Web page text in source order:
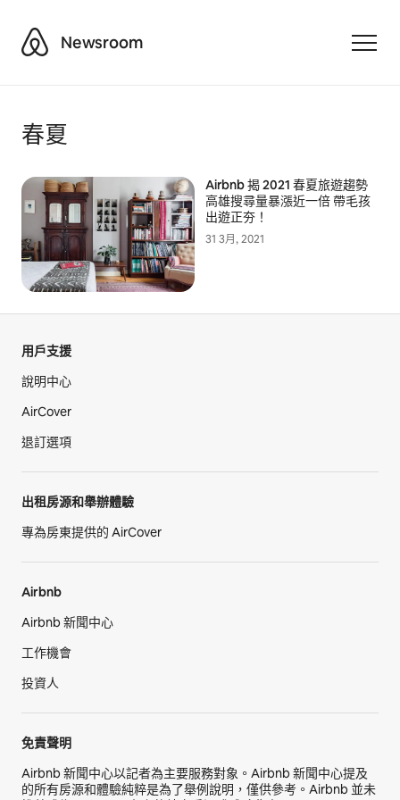
AirbnbNewsroom
春夏
Airbnb 揭 2021 春夏旅遊趨勢
高雄搜尋量暴漲近一倍 帶毛孩
出遊正夯！
31 3月, 2021
用戶支援
說明中心
AirCover
退訂選項
出租房源和舉辦體驗
專為房東提供的 AirCover
Airbnb
Airbnb 新聞中心
工作機會
投資人
免責聲明
Airbnb 新聞中心以記者為主要服務對象。Airbnb 新聞中心提及
的所有房源和體驗純粹是為了舉例說明，僅供參考。Airbnb 並未